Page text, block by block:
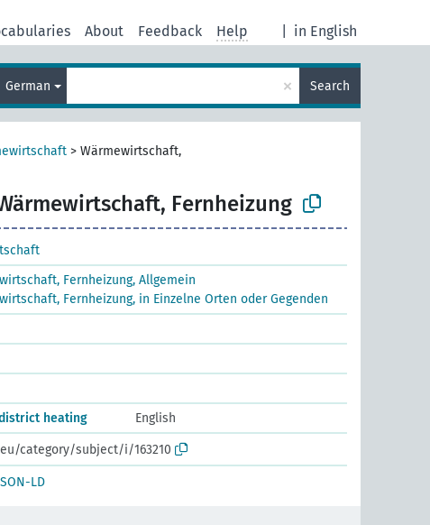
in English
About Feedback Help
German × Search
> Wärmewirtschaft,
Fernheizung
Fernheizung, Allgemein
Fernheizung, in Einzelne Orten oder Gegenden
heating
English
category/subject/i/163210
LD